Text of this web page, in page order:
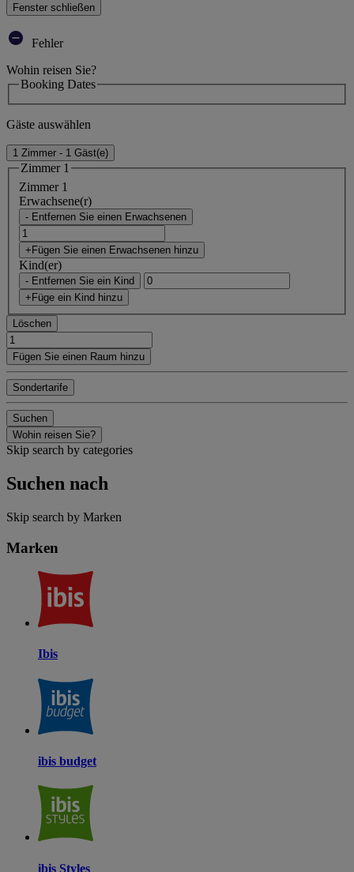
Fenster schließen
Fehler
Wohin reisen Sie?
Booking Dates
Gäste auswählen
1 Zimmer - 1 Gäst(e)
Zimmer 1
Zimmer 1
Erwachsene(r)
- Entfernen Sie einen Erwachsenen
+Fügen Sie einen Erwachsenen hinzu
Kind(er)
- Entfernen Sie ein Kind
+Füge ein Kind hinzu
Löschen
Fügen Sie einen Raum hinzu
Sondertarife
Suchen
Wohin reisen Sie?
Skip search by categories
Suchen nach
Skip search by Marken
Marken
Ibis
ibis budget
ibis Styles